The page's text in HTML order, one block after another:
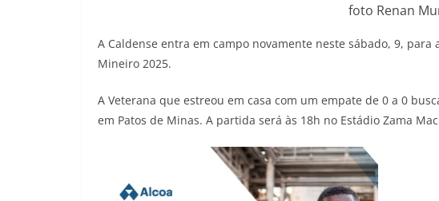
foto Renan
A Caldense entra em campo novamente neste sábado, 9,
Mineiro 2025.
A Veterana que estreou em casa com um empate de 0 a 0
em Patos de Minas. A partida será às 18h no Estádio Zama